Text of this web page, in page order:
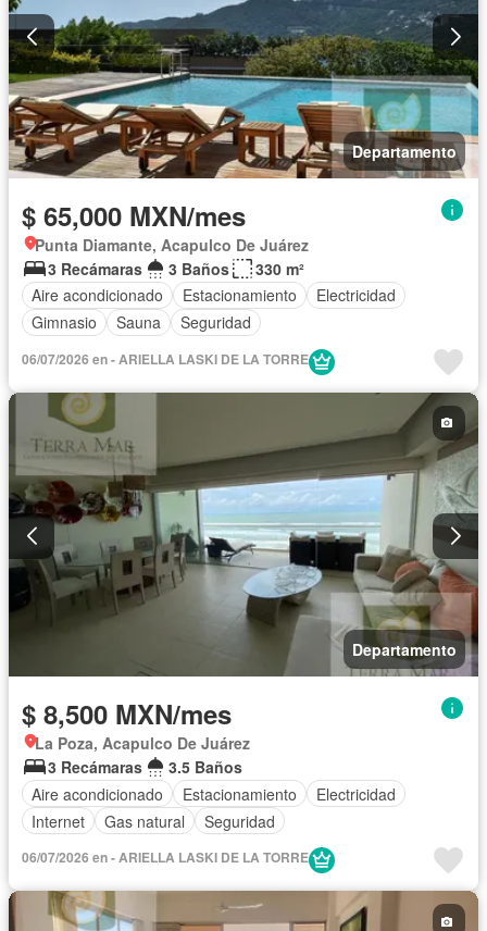
Departamento
$ 65,000 MXN/mes
Punta Diamante, Acapulco De Juárez
3 Recámaras
3 Baños
330 m²
Aire acondicionado
Estacionamiento
Electricidad
Gimnasio
Sauna Seguridad
06/07/2026 en - ARIELLA LASKI DE LA TORRE
Departamento
$ 8,500 MXN/mes
La Poza, Acapulco De Juárez
3 Recámaras
3.5 Baños
Aire acondicionado
Estacionamiento
Electricidad
Internet
Gas natural Seguridad
06/07/2026 en - ARIELLA LASKI DE LA TORRE